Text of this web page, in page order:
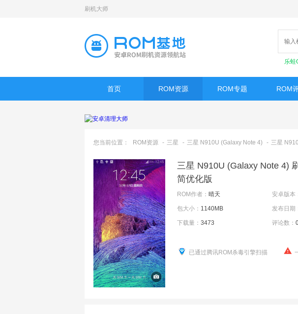
刷机大师
乐蛙
首页 ROM资源 ROM专题 ROM
您当前位置： ROM资源 - 三星 - 三星 N910U (Galaxy Note 4) - 三星
三星 N910U (Galaxy Note 4)
简优化版
ROM作者： 晴天 安卓版本
包大小： 1140MB 发布日期
下载量： 3473 评论数：
已通过腾讯ROM杀毒引擎扫描